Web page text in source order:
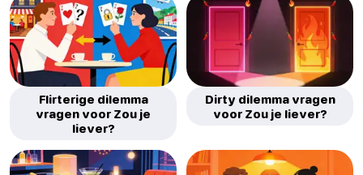
Flirterige dilemma
vragen voor Zou je
liever?
Dirty dilemma vragen
voor Zou je liever?